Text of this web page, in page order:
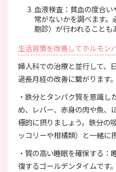
血液検査：貧血の度合
常がないかを調べます
胞診）が行われることも
生活習慣を改善してホルモン
婦人科での治療と並行して、
過長月経の改善に繋がります。
・鉄分とタンパク質を意識し
め、レバー、赤身の肉や魚、
極的に摂りましょう。鉄分の
ッコリーや柑橘類）と一緒に
・質の高い睡眠を確保する
復するゴールデンタイムです